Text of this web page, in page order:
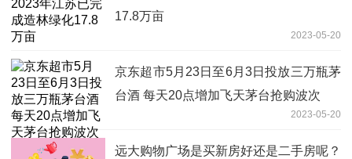
17.8万亩
2023-05-20
京东超市5月23日至6月3日投放三万瓶茅
台酒 每天20点增加飞天茅台抢购波次
2023-05-20
远大购物广场是买新房好还是二手房呢？